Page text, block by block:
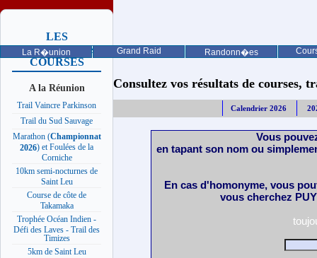
La R�union Grand Raid Randonn�es
LES
PROCHAINES
COURSES
A la Réunion
Trail Vaincre Parkinson
Trail du Sud Sauvage
Marathon (Championnat
2026) et Foulées de la
Corniche
10km semi-nocturnes de
Saint Leu
Course de côte de
Takamaka
Trophée Océan Indien -
Défi des Laves - Trail des
Timizes
5km de Saint Leu
Consultez vos résultats de courses,
Calendrier 2026
Vous
en tapant son nom ou
En cas d'homonyme, vous
vous cherchez